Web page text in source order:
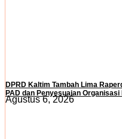
DPRD Kaltim Tambah Lima
PAD dan Penyesuaian Organisasi
Agustus 6, 2026